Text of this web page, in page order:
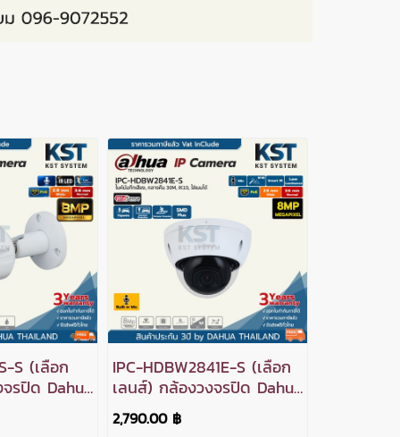
S (เลือก
รปิด Dahua
PoE
IPC-HDBW2841E-S (เลือก
เลนส์) กล้องวงจรปิด Dahua
WizSense IPC 8MP PoE
(ไมค์)
2,790.00 ฿